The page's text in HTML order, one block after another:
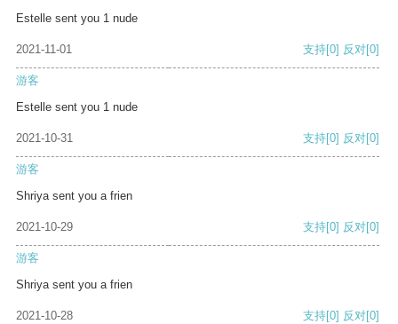
Estelle sent you 1 nude
2021-11-01 支持[0] 反对[0]
游客
Estelle sent you 1 nude
2021-10-31 支持[0] 反对[0]
游客
Shriya sent you a frien
2021-10-29 支持[0] 反对[0]
游客
Shriya sent you a frien
2021-10-28 支持[0] 反对[0]